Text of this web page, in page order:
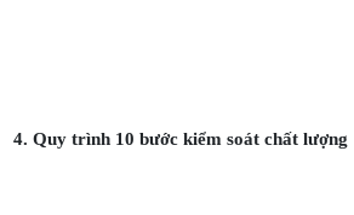
4. Quy trình 10 bước kiểm soát chất lượng